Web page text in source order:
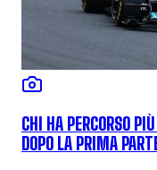
CHI HA PERCORSO
DOPO LA PRIMA